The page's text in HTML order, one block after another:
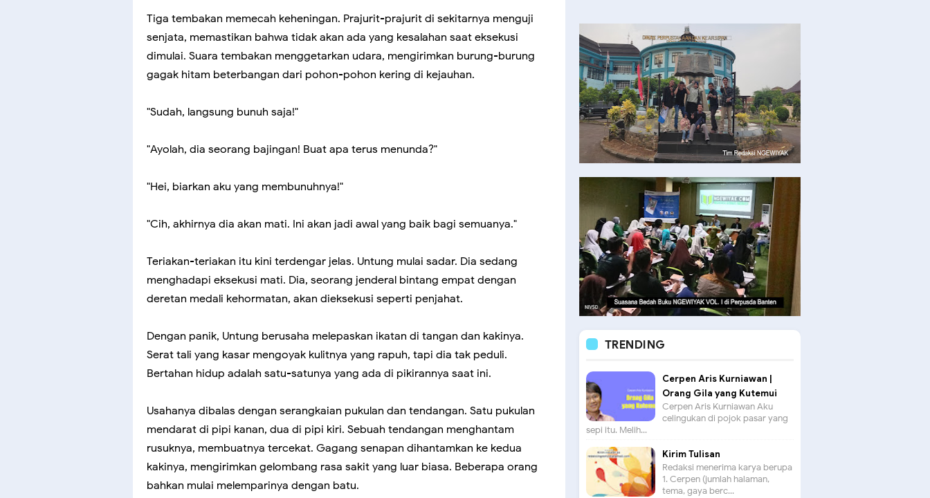
Tiga tembakan memecah keheningan. Prajurit-prajurit di sekitarnya menguji
senjata, memastikan bahwa tidak akan ada yang kesalahan saat eksekusi
dimulai. Suara tembakan menggetarkan udara, mengirimkan burung-burung
gagak hitam beterbangan dari pohon-pohon kering di kejauhan.
"Sudah, langsung bunuh saja!"
"Ayolah, dia seorang bajingan! Buat apa terus menunda?"
"Hei, biarkan aku yang membunuhnya!"
"Cih, akhirnya dia akan mati. Ini akan jadi awal yang baik bagi semuanya."
Teriakan-teriakan itu kini terdengar jelas. Untung mulai sadar. Dia sedang
menghadapi eksekusi mati. Dia, seorang jenderal bintang empat dengan
deretan medali kehormatan, akan dieksekusi seperti penjahat.
Dengan panik, Untung berusaha melepaskan ikatan di tangan dan kakinya.
Serat tali yang kasar mengoyak kulitnya yang rapuh, tapi dia tak peduli.
Bertahan hidup adalah satu-satunya yang ada di pikirannya saat ini.
Usahanya dibalas dengan serangkaian pukulan dan tendangan. Satu pukulan
mendarat di pipi kanan, dua di pipi kiri. Sebuah tendangan menghantam
rusuknya, membuatnya tercekat. Gagang senapan dihantamkan ke kedua
kakinya, mengirimkan gelombang rasa sakit yang luar biasa. Beberapa orang
bahkan mulai melemparinya dengan batu.
TRENDING
Cerpen Aris Kurniawan |
Orang Gila yang Kutemui
Cerpen Aris Kurniawan Aku
celingukan di pojok pasar yang
sepi itu. Melih...
Kirim Tulisan
Redaksi menerima karya berupa
1. Cerpen (jumlah halaman,
tema, gaya berc...